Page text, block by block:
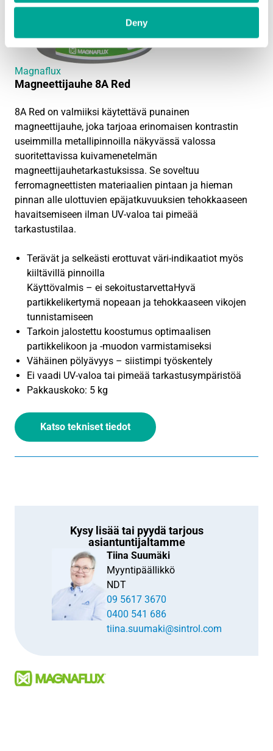
Deny
Magnaflux
Magneettijauhe 8A Red
8A Red on valmiiksi käytettävä punainen
magneettijauhe, joka tarjoaa erinomaisen kontrastin
useimmilla metallipinnoilla näkyvässä valossa
suoritettavissa kuivamenetelmän
magneettijauhetarkastuksissa. Se soveltuu
ferromagneettisten materiaalien pintaan ja hieman
pinnan alle ulottuvien epäjatkuvuuksien tehokkaaseen
havaitsemiseen ilman UV-valoa tai pimeää
tarkastustilaa.
Terävät ja selkeästi erottuvat väri-indikaatiot myös
kiiltävillä pinnoilla
Käyttövalmis – ei sekoitustarvettaHyvä
partikkelikertymä nopeaan ja tehokkaaseen vikojen
tunnistamiseen
Tarkoin jalostettu koostumus optimaalisen
partikkelikoon ja -muodon varmistamiseksi
Vähäinen pölyävyys – siistimpi työskentely
Ei vaadi UV-valoa tai pimeää tarkastusympäristöä
Pakkauskoko: 5 kg
Katso tekniset tiedot
Kysy lisää tai pyydä tarjous
asiantuntijaltamme
Tiina Suumäki
Myyntipäällikkö
NDT
09 5617 3670
0400 541 686
tiina.suumaki@sintrol.com